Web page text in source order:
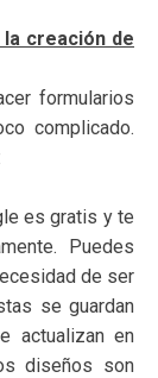
creación de
formularios
complicado.
es gratis y te
Puedes
de ser
se guardan
actualizan en
diseños son